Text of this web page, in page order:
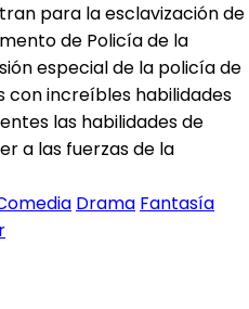
para la esclavización de
de Policía de la
especial de la policía de
con increíbles habilidades
las habilidades de
a las fuerzas de la
Drama Fantasía